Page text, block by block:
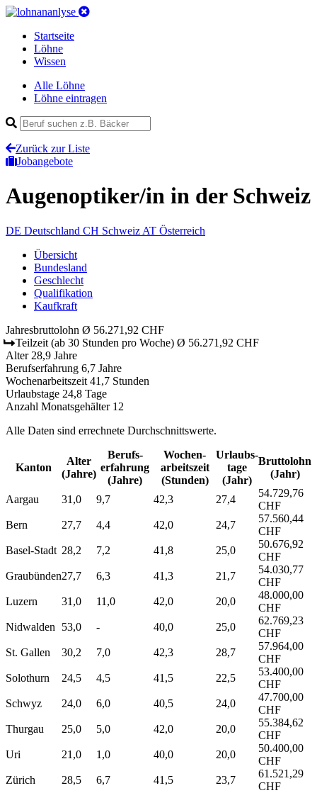
Startseite
Löhne
Wissen
Alle Löhne
Löhne eintragen
Zurück zur Liste
Jobangebote
Augenoptiker/in in der Schweiz
DE Deutschland CH Schweiz AT Österreich
Übersicht
Bundesland
Geschlecht
Qualifikation
Kaufkraft
Jahresbruttolohn Ø 56.271,92 CHF
Teilzeit (ab 30 Stunden pro Woche) Ø 56.271,92 CHF
Alter 28,9 Jahre
Berufserfahrung 6,7 Jahre
Wochenarbeitszeit 41,7 Stunden
Urlaubstage 24,8 Tage
Anzahl Monatsgehälter 12
Alle Daten sind errechnete Durchschnittswerte.
Kanton
Alter
(Jahre)
Berufs­
erfahrung
(Jahre)
Wochen­
arbeitszeit
(Stunden)
Urlaubs­
tage
(Jahr)
Bruttolohn
(Jahr)
Aargau 31,0 9,7 42,3 27,4
54.729,76
CHF
Bern
27,7 4,4 42,0 24,7
57.560,44
CHF
Basel-Stadt 28,2 7,2 41,8 25,0
50.676,92
CHF
Graubünden27,7 6,3 41,3 21,7
54.030,77
CHF
Luzern
31,0 11,0 42,0 20,0
48.000,00
CHF
Nidwalden
53,0 - 40,0 25,0
62.769,23
CHF
St. Gallen
30,2 7,0 42,3 28,7
57.964,00
CHF
Solothurn
24,5 4,5 41,5 22,5
53.400,00
CHF
Schwyz
24,0 6,0 40,5 24,0
47.700,00
CHF
Thurgau
25,0 5,0 42,0 20,0
55.384,62
CHF
Uri
21,0 1,0 40,0 20,0
50.400,00
CHF
Zürich
28,5 6,7 41,5 23,7
61.521,29
CHF